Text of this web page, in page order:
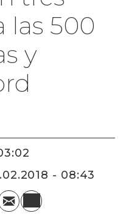
las 500
y
- 08:43